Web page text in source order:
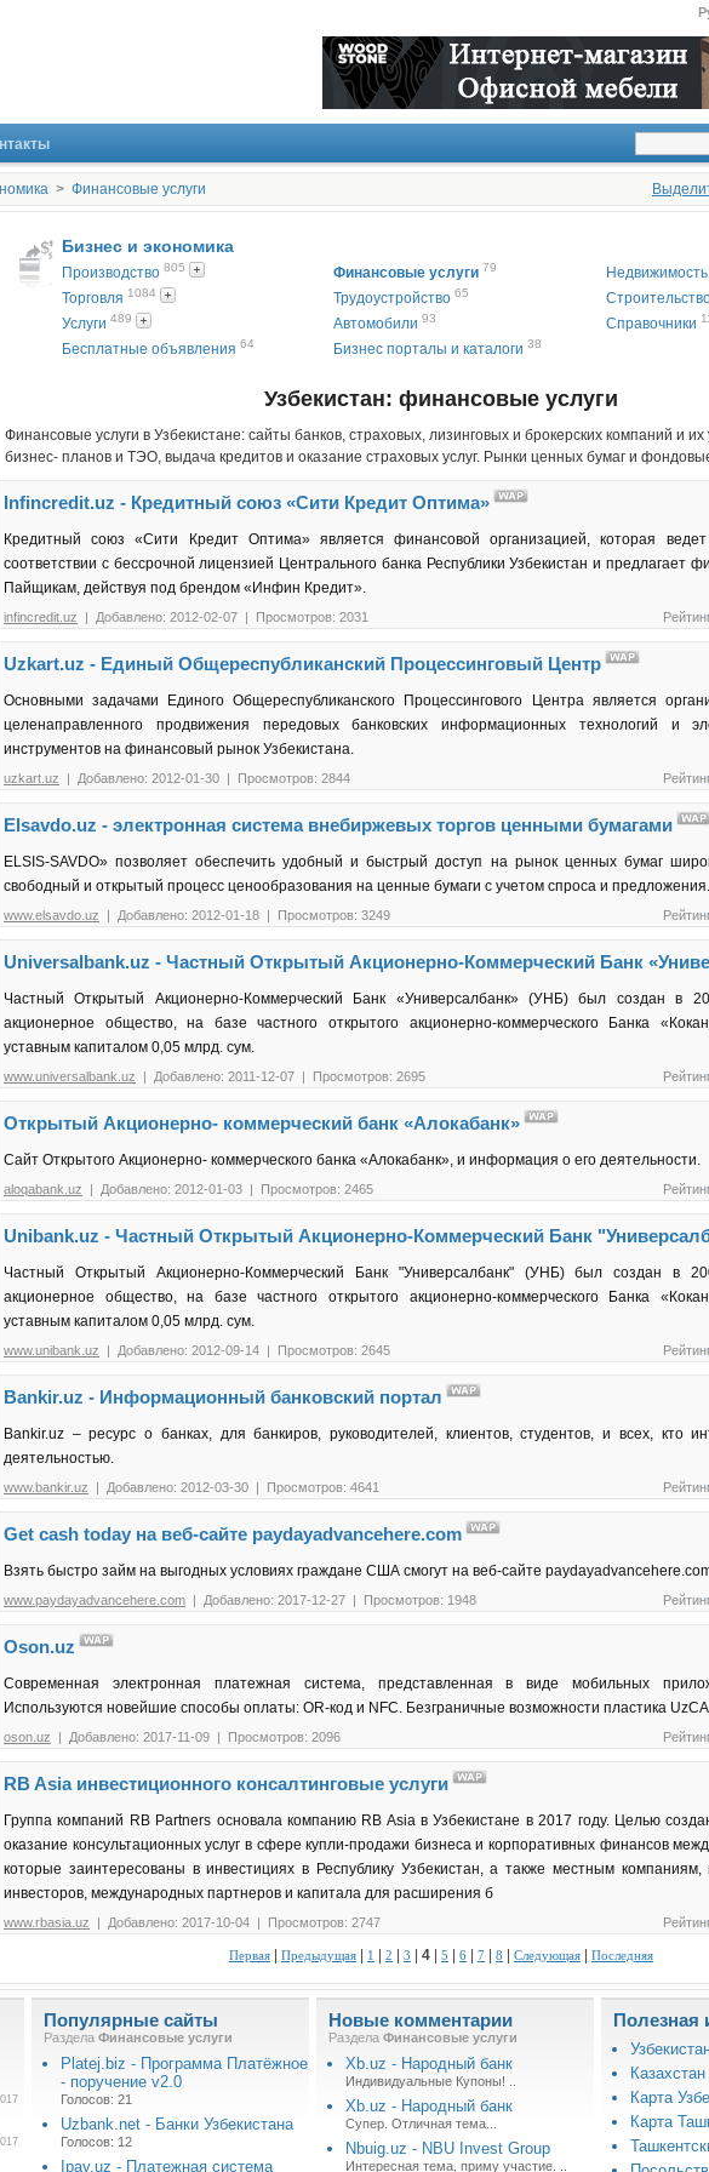
> Финансовые услуги
Бизнес и экономика
Производство 805 Финансовые услуги 79 Недвижимость
Торговля 1084 Трудоустройство 65
Услуги 489 Автомобили 93 Справочники
Бесплатные объявления 64 Бизнес порталы и каталоги 38
Узбекистан: финансовые услуги
Финансовые услуги в Узбекистане: сайты банков, страховых, лизинговых и брокерских компаний и их
бизнес- планов и ТЭО, выдача кредитов и оказание страховых услуг. Рынки ценных бумаг и
Infincredit.uz - Кредитный союз «Сити Кредит Оптима»
Кредитный союз «Сити Кредит Оптима» является финансовой организацией, которая
соответствии с бессрочной лицензией Центрального банка Республики Узбекистан и предлагает
Пайщикам, действуя под брендом «Инфин Кредит».
infincredit.uz | Добавлено: 2012-02-07 | Просмотров: 2031
Uzkart.uz - Единый Общереспубликанский Процессинговый Центр
Основными задачами Единого Общереспубликанского Процессингового Центра является
целенаправленного продвижения передовых банковских информационных технологий и
инструментов на финансовый рынок Узбекистана.
uzkart.uz | Добавлено: 2012-01-30 | Просмотров: 2844
Elsavdo.uz - электронная система внебиржевых торгов ценными бумагами
ELSIS-SAVDO» позволяет обеспечить удобный и быстрый доступ на рынок ценных бумаг
свободный и открытый процесс ценообразования на ценные бумаги с учетом спроса и предложения.
www.elsavdo.uz | Добавлено: 2012-01-18 | Просмотров: 3249
Universalbank.uz - Частный Открытый Акционерно-Коммерческий Банк
Частный Открытый Акционерно-Коммерческий Банк «Универсалбанк» (УНБ) был создан в
акционерное общество, на базе частного открытого акционерно-коммерческого Банка
уставным капиталом 0,05 млрд. сум.
www.universalbank.uz | Добавлено: 2011-12-07 | Просмотров: 2695
Открытый Акционерно- коммерческий банк «Алокабанк»
Сайт Открытого Акционерно- коммерческого банка «Алокабанк», и информация о его деятельности.
aloqabank.uz | Добавлено: 2012-01-03 | Просмотров: 2465
Unibank.uz - Частный Открытый Акционерно-Коммерческий Банк
Частный Открытый Акционерно-Коммерческий Банк "Универсалбанк" (УНБ) был создан в
акционерное общество, на базе частного открытого акционерно-коммерческого Банка
уставным капиталом 0,05 млрд. сум.
www.unibank.uz | Добавлено: 2012-09-14 | Просмотров: 2645
Bankir.uz - Информационный банковский портал
Bankir.uz – ресурс о банках, для банкиров, руководителей, клиентов, студентов, и всех, кто
деятельностью.
www.bankir.uz | Добавлено: 2012-03-30 | Просмотров: 4641
Get cash today на веб-сайте paydayadvancehere.com
Взять быстро займ на выгодных условиях граждане США смогут на веб-сайте
www.paydayadvancehere.com | Добавлено: 2017-12-27 | Просмотров: 1948
Oson.uz
Современная электронная платежная система, представленная в виде мобильных
Используются новейшие способы оплаты: OR-код и NFC. Безграничные возможности пластика
oson.uz | Добавлено: 2017-11-09 | Просмотров: 2096
RB Asia инвестиционного консалтинговые услуги
Группа компаний RB Partners основала компанию RB Asia в Узбекистане в 2017 году. Целью
оказание консультационных услуг в сфере купли-продажи бизнеса и корпоративных финансов
которые заинтересованы в инвестициях в Республику Узбекистан, а также местным
инвесторов, международных партнеров и капитала для расширения б
www.rbasia.uz | Добавлено: 2017-10-04 | Просмотров: 2747
Первая Предыдущая 1 2 3 4 5 6 7 8 Следующая Последняя
Популярные сайты
Раздела Финансовые услуги
Platej.biz - Программа Платёжное
- поручение v2.0
Голосов: 21
Uzbank.net - Банки Узбекистана
Голосов: 12
Ipay.uz - Платежная система
Новые комментарии
Раздела Финансовые услуги
Xb.uz - Народный банк
Индивидуальные Купоны! ..
Xb.uz - Народный банк
Супер. Отличная тема...
Nbuig.uz - NBU Invest Group
Интересная тема, приму участие. ..
Полезная
Казахстан
Карта
Карта